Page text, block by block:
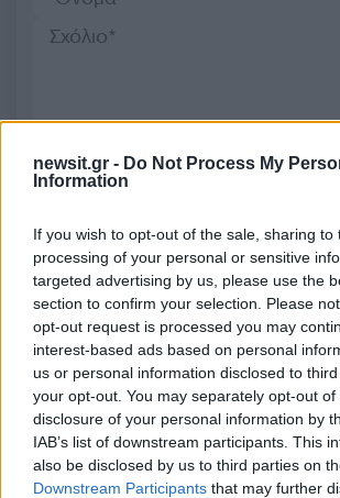
newsit.gr - Do Not Process My
Information
If you wish to opt-out of the sale, sharing to
processing of your personal or sensitive
targeted advertising by us, please use the
section to confirm your selection. Please
opt-out request is processed you may
interest-based ads based on personal
us or personal information disclosed to
your opt-out. You may separately opt-out
disclosure of your personal information by
IAB’s list of downstream participants. This
also be disclosed by us to third parties on
Downstream Participants that may further
Υποβολή σχολίου
Πολιτική Απορρήτου& Όροι Χρήσης της
Lifestyle
ΒΙΚΥ ΣΤΑΥΡΟΠΟΥΛΟΥ
Share:
Ακολουθήστε το Νewsit.gr στοGoogle
ενημερωθείτε πρώτοι για όλη την
τελευταία νέατης ημέρας